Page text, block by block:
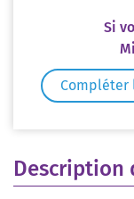
Description
Si
Compléter